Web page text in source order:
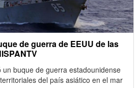
de guerra de EEUU de las
un buque de guerra estadounidense
del país asiático en el mar